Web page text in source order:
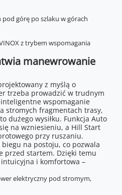
manewrowanie
z myślą o
trzeba prowadzić w trudnym
wspomaganie
stromych fragmentach trasy,
dużego wysiłku. Funkcja Auto
na wzniesieniu, a Hill Start
przy ruszaniu.
na postoju, co pozwala
przed startem. Dzięki temu
i komfortowa –